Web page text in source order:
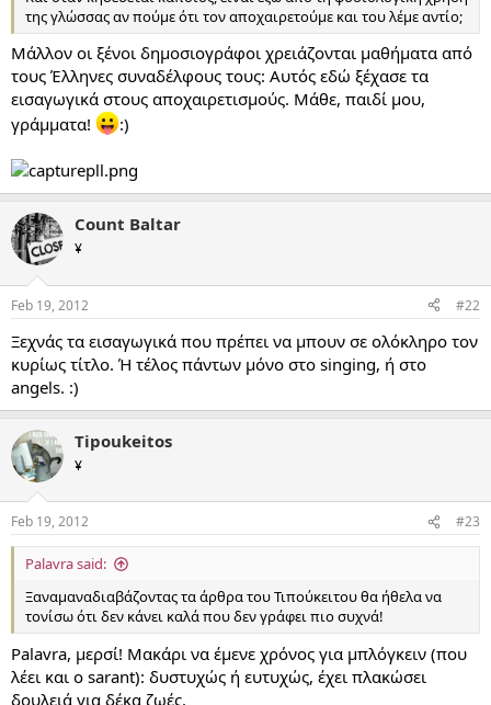
r
της γλώσσας αν πούμε ότι τον αποχαιρετούμε και του λέμε αντίο;
Μάλλον οι ξένοι δημοσιογράφοι χρειάζονται μαθήματα από
τους Έλληνες συναδέλφους τους: Αυτός εδώ ξέχασε τα
εισαγωγικά στους αποχαιρετισμούς. Μάθε, παιδί μου,
γράμματα!
:)
Count Baltar
¥
Feb 19, 2012 #22
Ξεχνάς τα εισαγωγικά που πρέπει να μπουν σε ολόκληρο τον
κυρίως τίτλο. Ή τέλος πάντων μόνο στο singing, ή στο
angels. :)
Tipoukeitos
¥
Feb 19, 2012 #23
Palavra said:
Ξαναμαναδιαβάζοντας τα άρθρα του Τιπούκειτου θα ήθελα να
τονίσω ότι δεν κάνει καλά που δεν γράφει πιο συχνά!
Palavra, μερσί! Μακάρι να έμενε χρόνος για μπλόγκειν (που
λέει και ο sarant): δυστυχώς ή ευτυχώς, έχει πλακώσει
δουλειά για δέκα ζωές.